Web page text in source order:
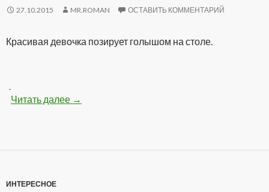
27.10.2015 MR.ROMAN ОСТАВИТЬ КОММЕНТАРИЙ
Красивая девочка позирует голышом на столе.
Читать далее Классная голенькая девочка на столе (100
→
ИНТЕРЕСНОЕ